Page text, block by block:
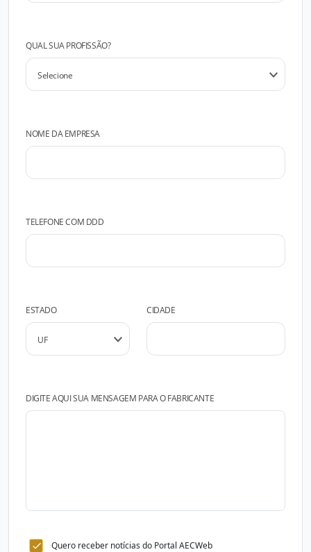
QUAL SUA PROFISSÃO?
NOME DA EMPRESA
TELEFONE COM DDD
ESTADO CIDADE
DIGITE AQUI SUA MENSAGEM PARA O FABRICANTE
Quero receber notícias do Portal AECWeb